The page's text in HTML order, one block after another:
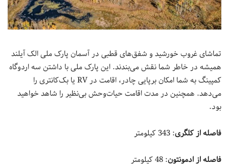
تماشای غروب خورشید و شفق‌های قطبی در آسمان پارک ملی الک آیلند
همیشه در خاطر شما نقش می‌بندند. این پارک ملی با داشتن سه اردوگاه
کمپینگ به شما امکان برپایی چادر، اقامت در RV یا بک‌کانتری را
می‌دهد. همچنین در مدت اقامت حیات‌وحش بی‌نظیر را شاهد خواهید
بود.
فاصله از کلگری: 343 کیلومتر
فاصله از ادمونتون: 48 کیلومتر